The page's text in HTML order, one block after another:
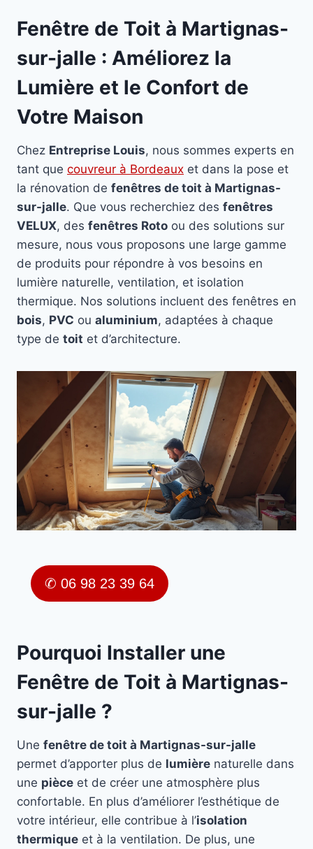
Fenêtre de Toit à Martignas-
sur-jalle : Améliorez la
Lumière et le Confort de
Votre Maison
Chez Entreprise Louis, nous sommes experts en
tant que couvreur à Bordeaux et dans la pose et
la rénovation de fenêtres de toit à Martignas-
sur-jalle. Que vous recherchiez des fenêtres
VELUX, des fenêtres Roto ou des solutions sur
mesure, nous vous proposons une large gamme
de produits pour répondre à vos besoins en
lumière naturelle, ventilation, et isolation
thermique. Nos solutions incluent des fenêtres en
bois, PVC ou aluminium, adaptées à chaque
type de toit et d’architecture.
✆ 06 98 23 39 64
Pourquoi Installer une
Fenêtre de Toit à Martignas-
sur-jalle ?
Une fenêtre de toit à Martignas-sur-jalle
permet d’apporter plus de lumière naturelle dans
une pièce et de créer une atmosphère plus
confortable. En plus d’améliorer l’esthétique de
votre intérieur, elle contribue à l’isolation
thermique et à la ventilation. De plus, une